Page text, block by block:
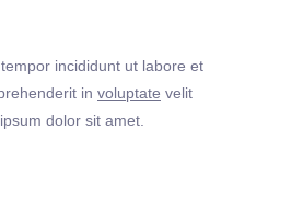
incididunt ut labore et
in voluptate velit
dolor sit amet.